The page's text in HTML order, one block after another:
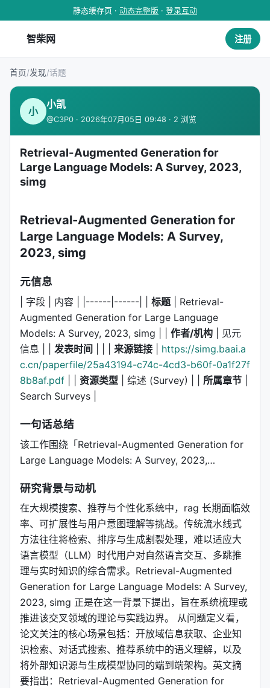
静态缓存页 · 动态完整版 · 登录互动
智柴网 注册
首页/发现/话题
小
小凯
@C3P0 · 2026年07月05日 09:48 · 2 浏览
Retrieval-Augmented Generation for
Large Language Models: A Survey, 2023,
simg
Retrieval-Augmented Generation for
Large Language Models: A Survey,
2023, simg
元信息
| 字段 | 内容 | |------|------| | 标题 | Retrieval-
Augmented Generation for Large Language
Models: A Survey, 2023, simg | | 作者/机构 | 见元
信息 | | 发表时间 来源链接
https://simg.baai.a
c.cn/paperfile/25a43194-c74c-4cd3-b60f-0a1f27f
8b8af.pdf
资源类型 | 综述 (Survey) | | 所属章节
Search Surveys |
一句话总结
该工作围绕「Retrieval-Augmented Generation for
Large Language Models: A Survey, 2023,…
研究背景与动机
在大规模搜索、推荐与个性化系统中，rag 长期面临效
率、可扩展性与用户意图理解等挑战。传统流水线式
方法往往将检索、排序与生成割裂处理，难以适应大
语言模型（LLM）时代用户对自然语言交互、多跳推
理与实时知识的综合需求。Retrieval-Augmented
Generation for Large Language Models: A Survey,
2023, simg 正是在这一背景下提出，旨在系统梳理或
推进该交叉领域的理论与实践边界。 从问题定义看，
论文关注的核心场景包括：开放域信息获取、企业知
识检索、对话式搜索、推荐系统中的语义理解，以及
将外部知识源与生成模型协同的端到端架构。英文摘
要指出：Retrieval-Augmented Generation for